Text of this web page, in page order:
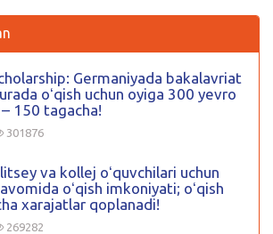
Germaniyada bakalavriat
oʻqish uchun oyiga 300 yevro
150 tagacha!
301876
va kollej oʻquvchilari uchun
oʻqish imkoniyati; oʻqish
xarajatlar qoplanadi!
269282